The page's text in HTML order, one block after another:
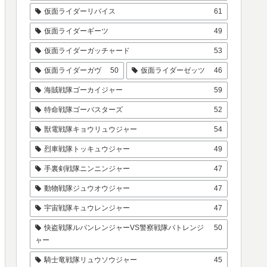
仮面ライダーリバイス 61
仮面ライダーギーツ 49
仮面ライダーガッチャード 53
仮面ライダーガヴ 50 仮面ライダーゼッツ 46
海賊戦隊ゴーカイジャー 59
特命戦隊ゴーバスターズ 52
獣電戦隊キョウリュウジャー 54
烈車戦隊トッキュウジャー 49
手裏剣戦隊ニンニンジャー 47
動物戦隊ジュウオウジャー 47
宇宙戦隊キュウレンジャー 47
快盗戦隊ルパンレンジャーVS警察戦隊パトレンジ
ャー
50
騎士竜戦隊リュウソウジャー 45